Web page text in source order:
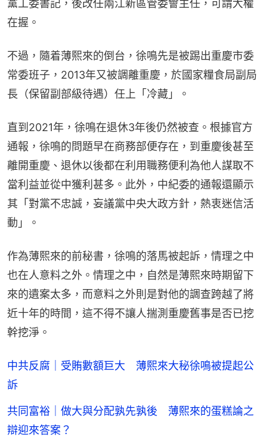
黨工委書記，後改任兩江新區管委會主任，可謂大權
在握。
不過，隨着薄熙來的倒台，徐鳴先是被踢出重慶市委
常委班子，2013年又被調離重慶，於國家糧食局副局
長（保留副部級待遇）任上「冷藏」。
直到2021年，徐鳴在退休3年後仍然被查。根據官方
通報，徐鳴的問題早在商務部便存在，到重慶後甚至
離開重慶、退休以後都在利用職務便利為他人謀取不
當利益並從中獲利甚多。此外，中紀委的通報還顯示
其「對黨不忠誠，妄議黨中央大政方針，熱衷迷信活
動」。
作為薄熙來的前秘書，徐鳴的落馬被起訴，情理之中
也在人意料之外。情理之中，自然是薄熙來時期留下
來的遺案太多，而意料之外則是對他的調查跨越了將
近十年的時間，這不得不讓人揣測重慶舊事是否已挖
幹挖淨。
中共反腐｜受賄數額巨大 薄熙來大秘徐鳴被提起公
訴
共同富裕｜做大與分配孰先孰後 薄熙來的蛋糕論之
辯迎來答案？